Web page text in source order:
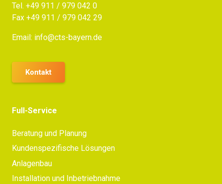
Tel. +49 911 / 979 042 0
Fax +49 911 / 979 042 29
Email: info@cts-bayern.de
Kontakt
Full-Service
Beratung und Planung
Kundenspezifische Lösungen
Anlagenbau
Installation und Inbetriebnahme